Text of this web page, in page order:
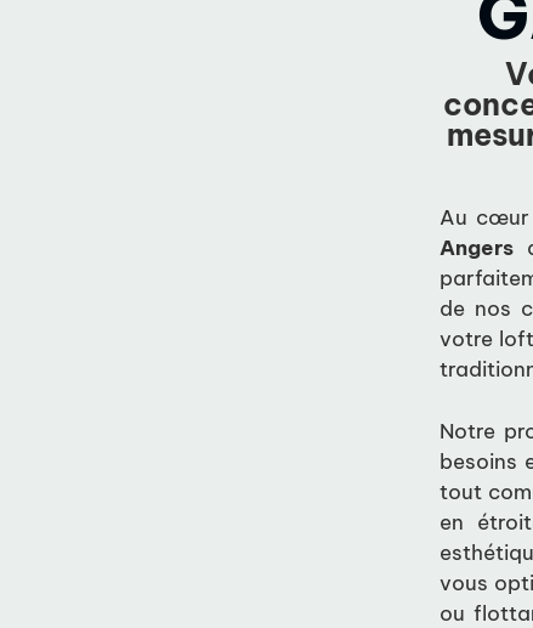
Au cœur
Angers
de nos
votre
Notre
besoins
tout
en
vous
ou